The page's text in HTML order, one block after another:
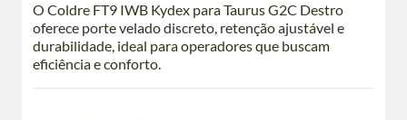
O Coldre FT9 IWB Kydex para Taurus G2C Destro
oferece porte velado discreto, retenção ajustável e
durabilidade, ideal para operadores que buscam
eficiência e conforto.